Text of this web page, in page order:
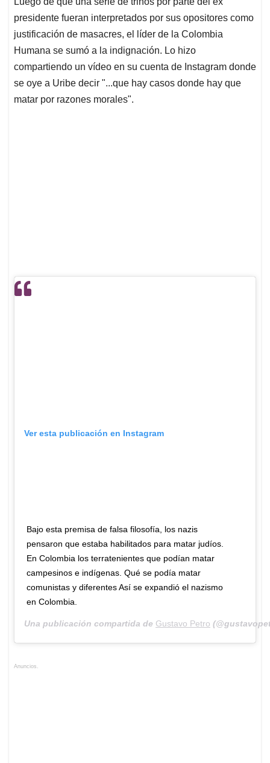
s
A
p
p
b
o
o
k
e
d
I
n
l
a
d
s
presidente fueran interpretados por sus opositores como
justificación de masacres, el líder de la Colombia
Humana se sumó a la indignación. Lo hizo
compartiendo un vídeo en su cuenta de Instagram donde
se oye a Uribe decir "...que hay casos donde hay que
matar por razones morales".
Ver esta publicación en Instagram
Bajo esta premisa de falsa filosofía, los nazis
pensaron que estaba habilitados para matar judíos.
En Colombia los terratenientes que podían matar
campesinos e indígenas. Qué se podía matar
comunistas y diferentes Así se expandió el nazismo
en Colombia.
Una publicación compartida de Gustavo Petro
Anuncios.